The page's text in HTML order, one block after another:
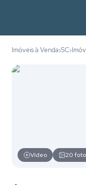
Imóveis à Venda›SC›
Vídeo 20